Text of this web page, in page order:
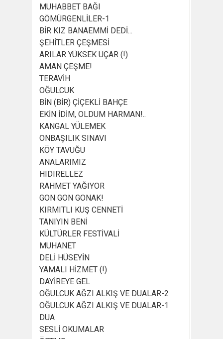
MUHABBET BAĞI
GÖMÜRGENLİLER-1
BİR KIZ BANAEMMİ DEDİ...
ŞEHİTLER ÇEŞMESİ
ARILAR YÜKSEK UÇAR (!)
AMAN ÇEŞME!
TERAVİH
OĞULCUK
BİN (BİR) ÇİÇEKLİ BAHÇE
EKİN İDİM, OLDUM HARMAN!..
KANGAL YÜLEMEK
ONBAŞILIK SINAVI
KÖY TAVUĞU
ANALARIMIZ
HIDIRELLEZ
RAHMET YAĞIYOR
GON GON GONAK!
KIRMITLI KUŞ CENNETİ
TANIYIN BENİ
KÜLTÜRLER FESTİVALİ
MUHANET
DELİ HÜSEYİN
YAMALI HİZMET (!)
DAYİREYE GEL
OĞULCUK AĞZI ALKIŞ VE DUALAR-2
OĞULCUK AĞZI ALKIŞ VE DUALAR-1
DUA
SESLİ OKUMALAR